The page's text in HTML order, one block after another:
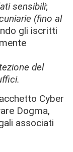
sensibili;
(fino al
gli iscritti
del
Cyber
Dogma,
associati